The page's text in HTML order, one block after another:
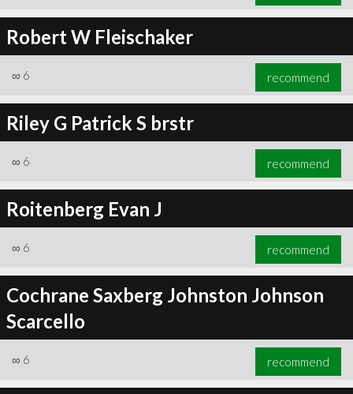
Robert W Fleischaker
∞ 6 recommend
Riley G Patrick S brstr
∞ 6 recommend
Roitenberg Evan J
∞ 6 recommend
Cochrane Saxberg Johnston Johnson
Scarcello
∞ 6 recommend